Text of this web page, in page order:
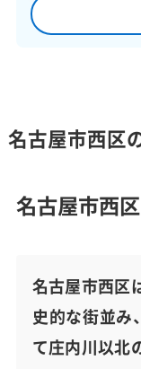
名古屋市西区
名古屋市西
名古屋市西区
史的な街並み
て庄内川以北